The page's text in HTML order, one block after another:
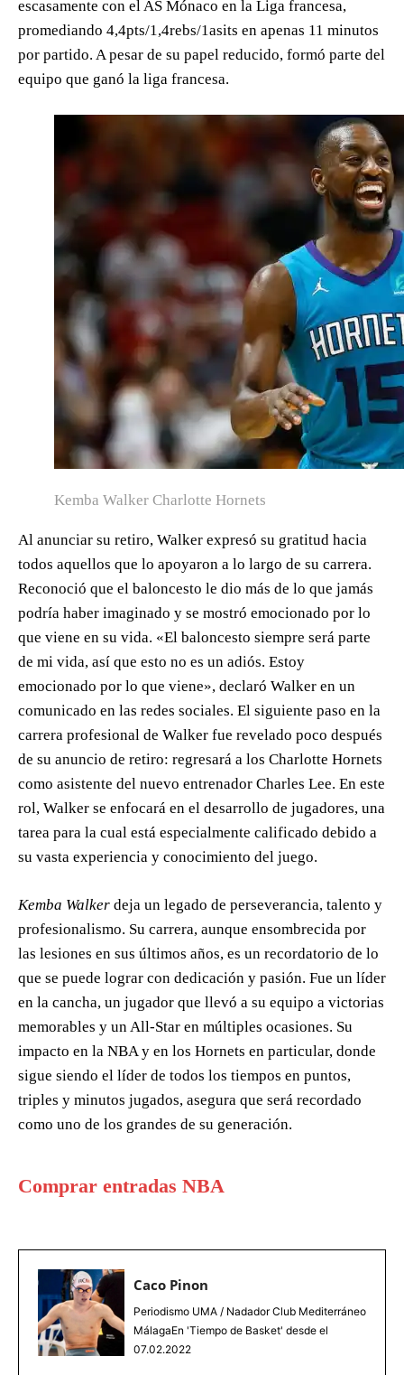
escasamente con el AS Mónaco en la Liga francesa,
promediando 4,4pts/1,4rebs/1asits en apenas 11 minutos
por partido. A pesar de su papel reducido, formó parte del
equipo que ganó la liga francesa.
Kemba Walker Charlotte Hornets
Al anunciar su retiro, Walker expresó su gratitud hacia
todos aquellos que lo apoyaron a lo largo de su carrera.
Reconoció que el baloncesto le dio más de lo que jamás
podría haber imaginado y se mostró emocionado por lo
que viene en su vida. «El baloncesto siempre será parte
de mi vida, así que esto no es un adiós. Estoy
emocionado por lo que viene», declaró Walker en un
comunicado en las redes sociales. El siguiente paso en la
carrera profesional de Walker fue revelado poco después
de su anuncio de retiro: regresará a los Charlotte Hornets
como asistente del nuevo entrenador Charles Lee. En este
rol, Walker se enfocará en el desarrollo de jugadores, una
tarea para la cual está especialmente calificado debido a
su vasta experiencia y conocimiento del juego.
Kemba Walker deja un legado de perseverancia, talento y
profesionalismo. Su carrera, aunque ensombrecida por
las lesiones en sus últimos años, es un recordatorio de lo
que se puede lograr con dedicación y pasión. Fue un líder
en la cancha, un jugador que llevó a su equipo a victorias
memorables y un All-Star en múltiples ocasiones. Su
impacto en la NBA y en los Hornets en particular, donde
sigue siendo el líder de todos los tiempos en puntos,
triples y minutos jugados, asegura que será recordado
como uno de los grandes de su generación.
Comprar entradas NBA
Caco Pinon
Periodismo UMA / Nadador Club Mediterráneo
MálagaEn 'Tiempo de Basket' desde el
07.02.2022